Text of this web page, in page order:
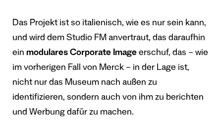
Das Projekt ist so italienisch, wie es nur sein kann,
und wird dem Studio FM anvertraut, das daraufhin
ein modulares Corporate Image erschuf, das – wie
im vorherigen Fall von Merck – in der Lage ist,
nicht nur das Museum nach außen zu
identifizieren, sondern auch von ihm zu berichten
und Werbung dafür zu machen.